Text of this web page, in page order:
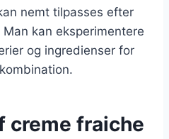
nemt tilpasses efter
kan eksperimentere
og ingredienser for
creme fraiche